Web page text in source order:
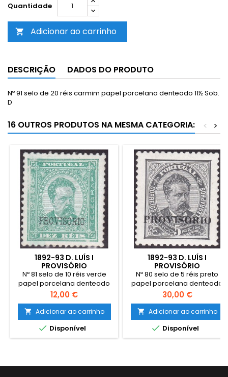
Quantidade
 Adicionar ao carrinho
DESCRIÇÃO DADOS DO PRODUTO
Nº 91 selo de 20 réis carmim papel porcelana denteado 11½ Sob.
D
16 OUTROS PRODUTOS NA MESMA CATEGORIA: >
<
1892-93 D. LUÍS I
PROVISÓRIO
Nº 81 selo de 10 réis verde
papel porcelana denteado
11½ Sob. B, com goma não
original. Exemplar em boas
condições.
Preço
12,00 €
 Adicionar ao carrinho
 Disponível
1892-93 D. LUÍS I
PROVISÓRIO
Nº 80 selo de 5 réis preto
papel porcelana denteado
11½ Sob A sem charneira e
goma original. Exemplar em
boas condições.
Preço
30,00 €
 Adicionar ao carrinho
 Disponível